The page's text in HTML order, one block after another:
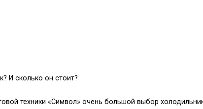
И сколько он стоит?
техники «Символ» очень большой выбор